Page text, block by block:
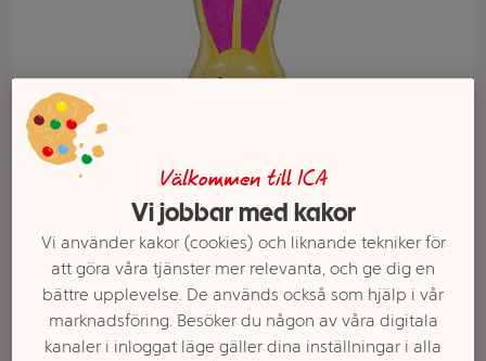
Välj butik och handla
Välkommen till ICA
Vi jobbar med kakor
Vi använder kakor (cookies) och liknande tekniker för
att göra våra tjänster mer relevanta, och ge dig en
bättre upplevelse. De används också som hjälp i vår
marknadsföring. Besöker du någon av våra digitala
kanaler i inloggat läge gäller dina inställningar i alla